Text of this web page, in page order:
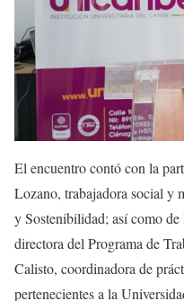
El encuentro contó con la
Lozano, trabajadora social y
y Sostenibilidad; así como
directora del Programa de
Calisto, coordinadora de
pertenecientes a la